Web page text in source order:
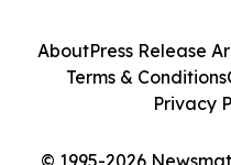
© 1995-2026
AboutPress Release
Terms & Conditions
Privacy